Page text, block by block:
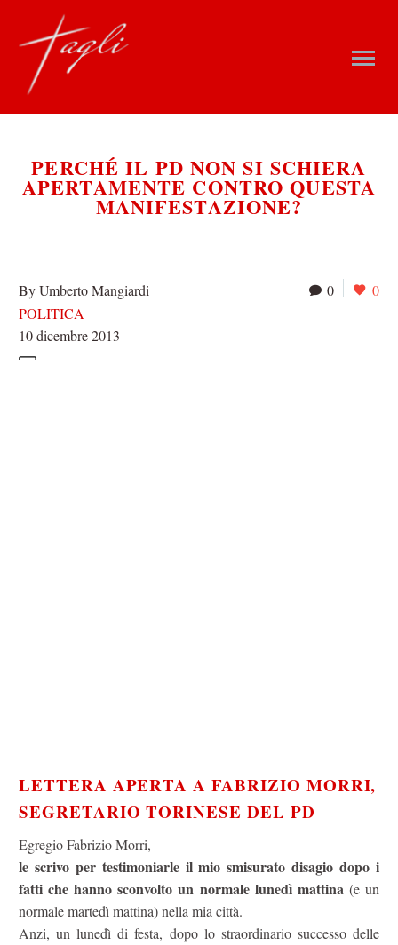
PERCHÉ IL PD NON SI SCHIERA
APERTAMENTE CONTRO QUESTA
MANIFESTAZIONE?
0 0
By Umberto Mangiardi
POLITICA
10 dicembre 2013
LETTERA APERTA A FABRIZIO MORRI,
SEGRETARIO TORINESE DEL PD
Egregio Fabrizio Morri,
le scrivo per testimoniarle il mio smisurato disagio dopo i
fatti che hanno sconvoltoun normale lunedì mattina (e un
normale martedì mattina) nella mia città.
Anzi, un lunedì di festa, dopo lo straordinario successo delle